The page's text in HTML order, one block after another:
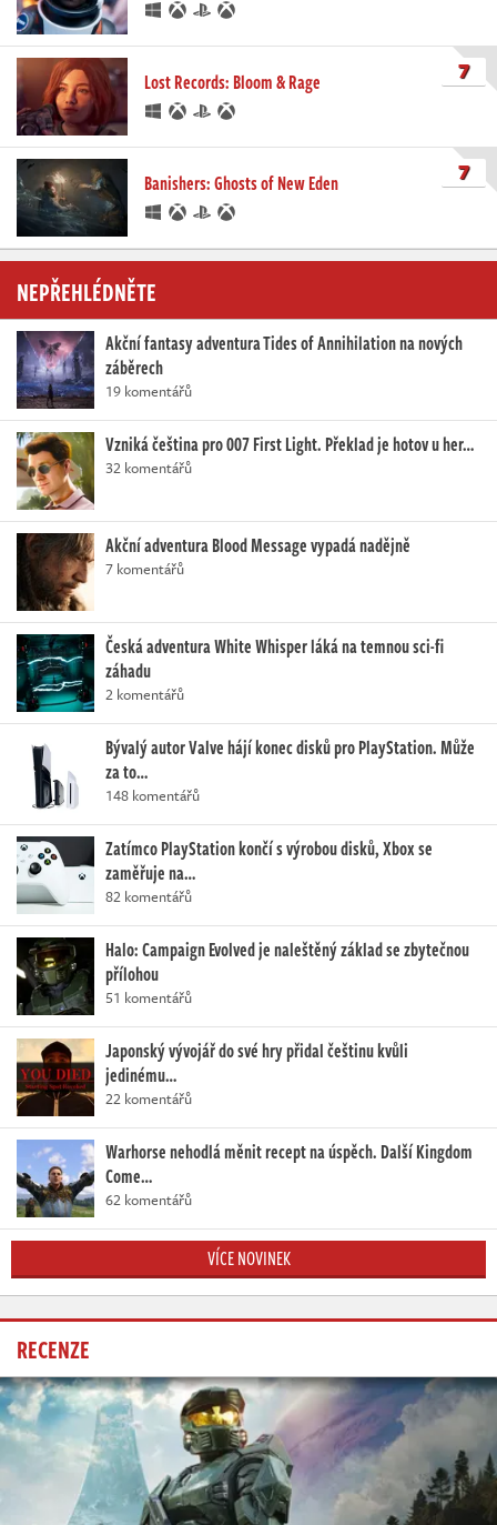
Lost Records: Bloom & Rage 7
Banishers: Ghosts of New Eden 7
NEPŘEHLÉDNĚTE
Akční fantasy adventura Tides of Annihilation na nových
záběrech
19 komentářů
Vzniká čeština pro 007 First Light. Překlad je hotov u her…
32 komentářů
Akční adventura Blood Message vypadá nadějně
7 komentářů
Česká adventura White Whisper láká na temnou sci-fi
záhadu
2 komentářů
Bývalý autor Valve hájí konec disků pro PlayStation. Může
za to…
148 komentářů
Zatímco PlayStation končí s výrobou disků, Xbox se
zaměřuje na…
82 komentářů
Halo: Campaign Evolved je naleštěný základ se zbytečnou
přílohou
51 komentářů
Japonský vývojář do své hry přidal češtinu kvůli
jedinému…
22 komentářů
Warhorse nehodlá měnit recept na úspěch. Další Kingdom
Come…
62 komentářů
VÍCE NOVINEK
RECENZE